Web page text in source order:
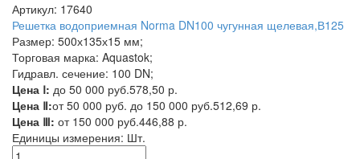
Артикул: 17640
Решетка водоприемная Norma DN100 чугунная щелевая,В125
Размер: 500х135х15 мм;
Торговая марка: Aquastok;
Гидравл. сечение: 100 DN;
Цена Ⅰ: до 50 000 руб.578,50 р.
Цена Ⅱ:от 50 000 руб. до 150 000 руб.512,69 р.
Цена Ⅲ: от 150 000 руб.446,88 р.
Единицы измерения: Шт.